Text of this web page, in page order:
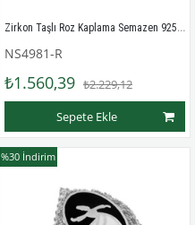
Zirkon Taşlı Roz Kaplama Semazen 925 Ayar Gümüş Bayan Yüzük
NS4981-R
₺1.560,39 ₺2.229,12
Sepete Ekle
%30 İndirim